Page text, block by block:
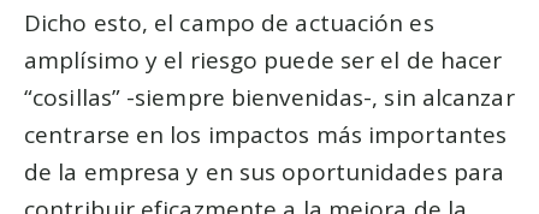
Dicho esto, el campo de actuación es
amplísimo y el riesgo puede ser el de hacer
“cosillas” -siempre bienvenidas-, sin alcanzar
centrarse en los impactos más importantes
de la empresa y en sus oportunidades para